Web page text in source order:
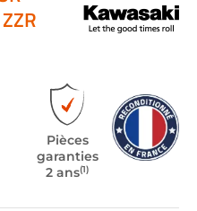
Pièces
garanties
2 ans(1)